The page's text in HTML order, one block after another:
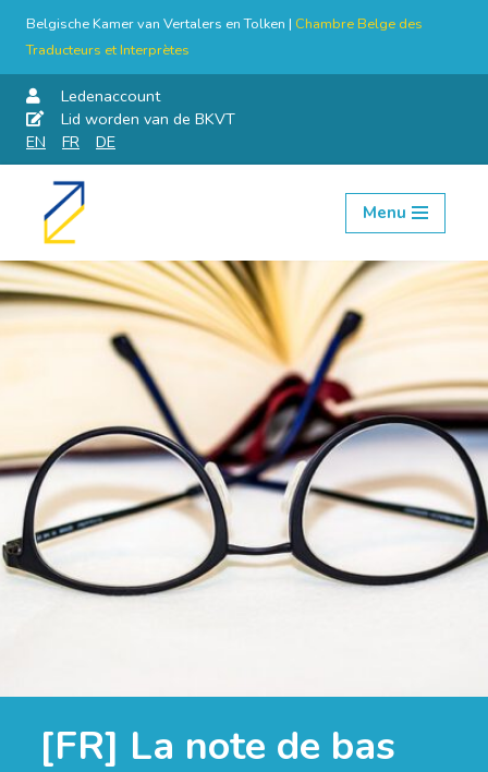
Belgische Kamer van Vertalers en Tolken | Chambre Belge des
Traducteurs et Interprètes
Ledenaccount
Lid worden van de BKVT
EN
FR DE
Skip
content
Menu
[FR] La note de bas